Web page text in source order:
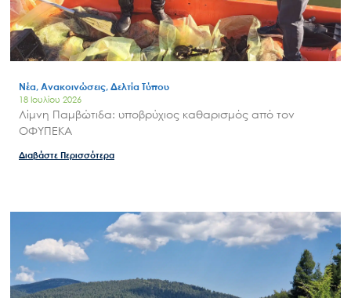
Νέα, Ανακοινώσεις, Δελτία Τύπου
18 Ιουλίου 2026
Λίμνη Παμβώτιδα: υποβρύχιος καθαρισμός από τον
ΟΦΥΠΕΚΑ
Διαβάστε Περισσότερα